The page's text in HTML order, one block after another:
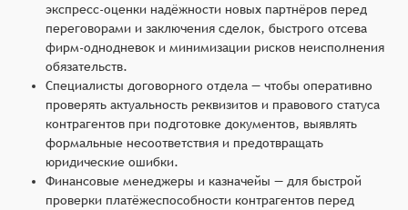
экспресс‑оценки надёжности новых партнёров перед
переговорами и заключения сделок, быстрого отсева
фирм‑однодневок и минимизации рисков неисполнения
обязательств.
Специалисты договорного отдела — чтобы оперативно
проверять актуальность реквизитов и правового статуса
контрагентов при подготовке документов, выявлять
формальные несоответствия и предотвращать
юридические ошибки.
Финансовые менеджеры и казначейы — для быстрой
проверки платёжеспособности контрагентов перед